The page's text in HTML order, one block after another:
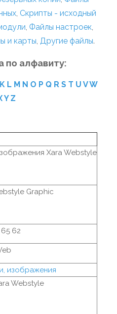
, Скрипты - исходный
, Файлы настроек,
и карты, Другие файлы.
по алфавиту:
K L M N O P Q R S T U VW
Y Z
Xara Webstyle
Graphic
65 62
изображения
Webstyle